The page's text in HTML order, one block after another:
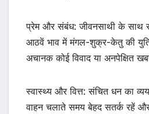
प्रेम और संबंध: जीवनसाथी के साथ
आठवें भाव में मंगल-शुक्र-केतु की
अचानक कोई विवाद या अनपेक्षित
स्वास्थ्य और वित्त: संचित धन का
वाहन चलाते समय बेहद सतर्क रहें और